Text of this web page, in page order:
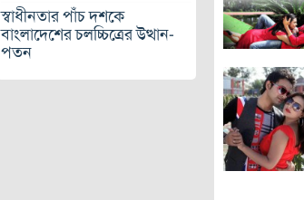
স্বাধীনতার পাঁচ দশকে
বাংলাদেশের চলচ্চিত্রের উত্থান-
পতন